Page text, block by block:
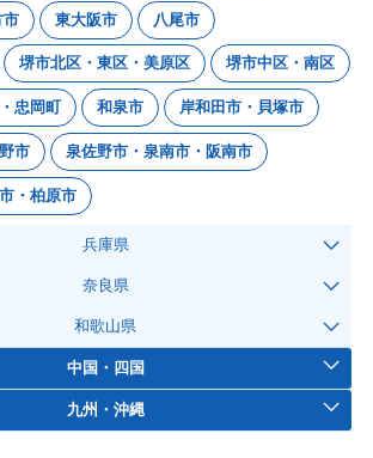
市 東大阪市 八尾市
堺市北区・東区・美原区 堺市中区・南区
忠岡町 和泉市 岸和田市・貝塚市
市 泉佐野市・泉南市・阪南市
・柏原市
兵庫県
奈良県
和歌山県
中国・四国
九州・沖縄